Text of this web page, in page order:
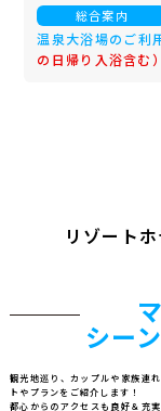
総合案内
温泉大浴場のご利
の日帰り入浴含む）
リゾート
シー
観光地巡り、カップルや家族連
トやプランをご紹介します！
都心からのアクセスも良好＆充